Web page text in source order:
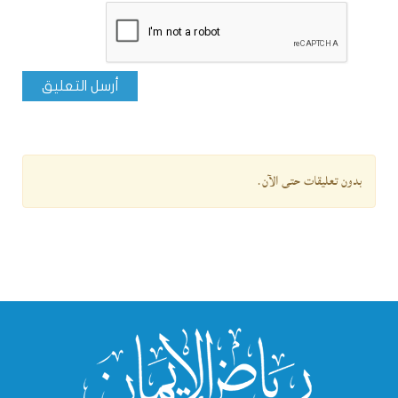
أرسل التعليق
بدون تعليقات حتى الآن.